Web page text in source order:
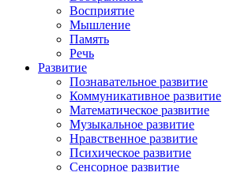
Восприятие
Мышление
Память
Речь
Развитие
Познавательное развитие
Коммуникативное развитие
Математическое развитие
Музыкальное развитие
Нравственное развитие
Психическое развитие
Сенсорное развитие